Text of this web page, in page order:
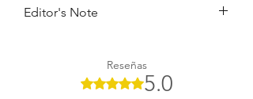
Editor's Note
our POWDER BLUE gown is a radical
statement with frothy ruffles, sheer tulle
and lace roses. It adds romance and
Reseñas
Obtuvo 5 de 5 estrellas.
5.0